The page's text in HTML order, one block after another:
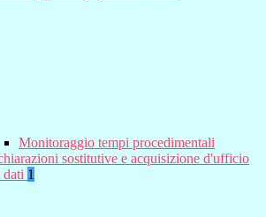
Monitoraggio tempi procedimentali
sostitutive e acquisizione d'ufficio
dati 1